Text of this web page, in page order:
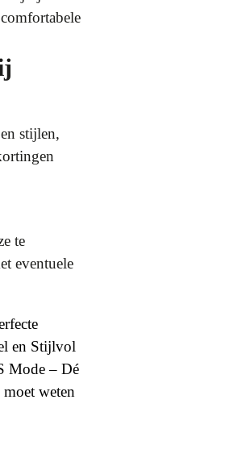
stijlen,
te
eventuele
en Stijlvol
Mode – Dé
weten